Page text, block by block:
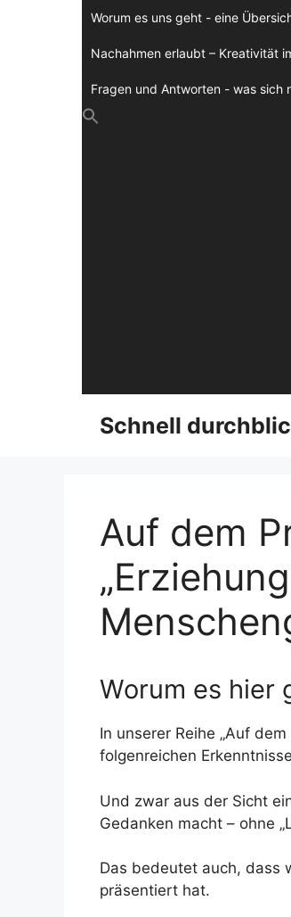
Worum es uns geht - eine
Nachahmen erlaubt – Kreativität
Fragen und Antworten - was sich
Schnell
Auf dem
Worum es hier
In unserer Reihe „Auf
folgenreichen
Und zwar aus der Sicht
Gedanken macht – ohne
Das bedeutet auch, dass
präsentiert hat.